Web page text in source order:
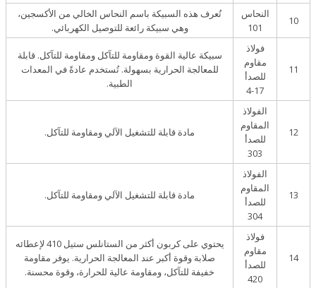
10
النحاس
101
تُعرف هذه السبيكة باسم النحاس الخالي من الأكسجين،
وهي سبيكة رائعة للتوصيل الكهربائي.
11
فولاذ
مقاوم
للصدأ
17-4
سبيكة عالية القوة ومقاومة للتآكل ومقاومة للتآكل. قابلة
للمعالجة الحرارية بسهولة. تُستخدم عادةً في المعدات
الطبية.
12
الفولاذ
المقاوم
للصدأ
303
مادة قابلة للتشغيل الآلي ومقاومة للتآكل.
13
الفولاذ
المقاوم
للصدأ
304
مادة قابلة للتشغيل الآلي ومقاومة للتآكل.
14
فولاذ
مقاوم
للصدأ
420
يحتوي على كربون أكثر من الستانلس ستيل 410 لإعطائه
صلابة وقوة أكبر عند المعالجة الحرارية. يوفر مقاومة
خفيفة للتآكل، ومقاومة عالية للحرارة، وقوة محسنة.